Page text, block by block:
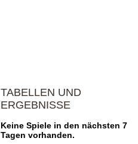
TABELLEN UND
ERGEBNISSE
Keine Spiele in den nächsten 7
Tagen vorhanden.